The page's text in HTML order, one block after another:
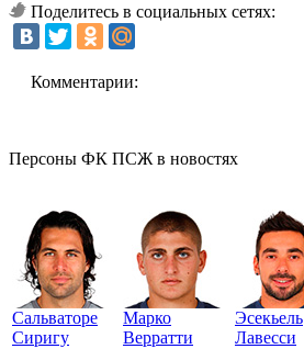
Поделитесь в социальных сетях:
Комментарии:
Персоны ФК ПСЖ в новостях
Сальваторе
Сиригу
Марко
Верратти
Эсекьель
Лавесси